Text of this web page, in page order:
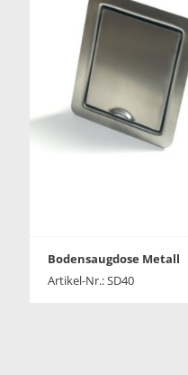
Bodensaugdose Metall
Artikel-Nr.: SD40